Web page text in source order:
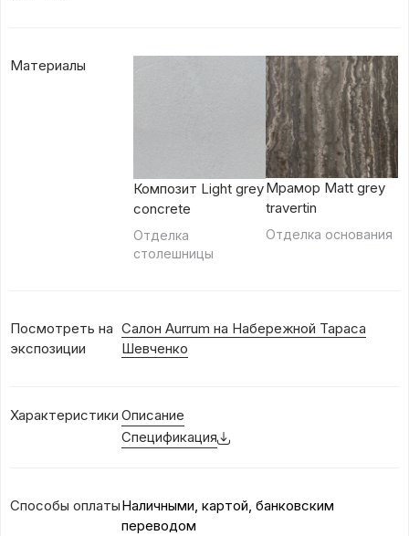
Материалы
Композит Light grey
concrete
Отделка
столешницы
Мрамор Matt grey
travertin
Отделка основания
Посмотреть на
экспозиции
Салон Aurrum на Набережной Тараса
Шевченко
Характеристики Описание
Спецификация
Способы оплатыНаличными, картой, банковским
переводом